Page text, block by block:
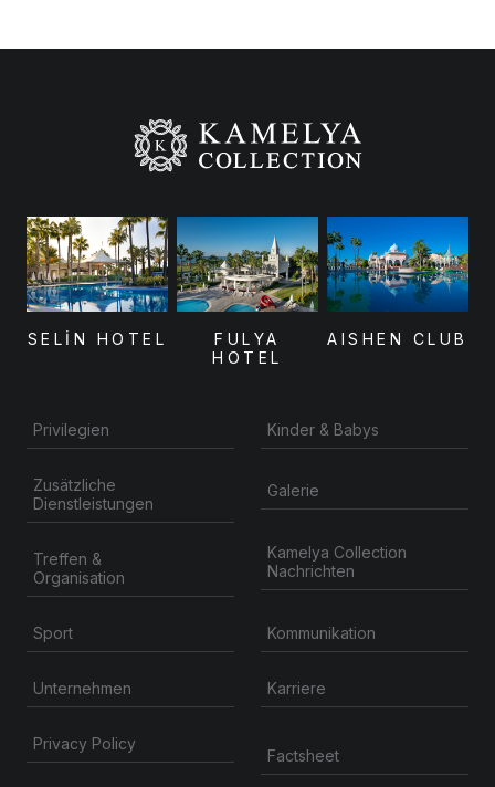
SELİN HOTEL
FULYA
HOTEL
AISHEN CLUB
Privilegien
Zusätzliche
Dienstleistungen
Treffen &
Organisation
Sport
Kinder & Babys
Galerie
Kamelya Collection
Nachrichten
Kommunikation
Unternehmen
Privacy Policy
Karriere
Factsheet